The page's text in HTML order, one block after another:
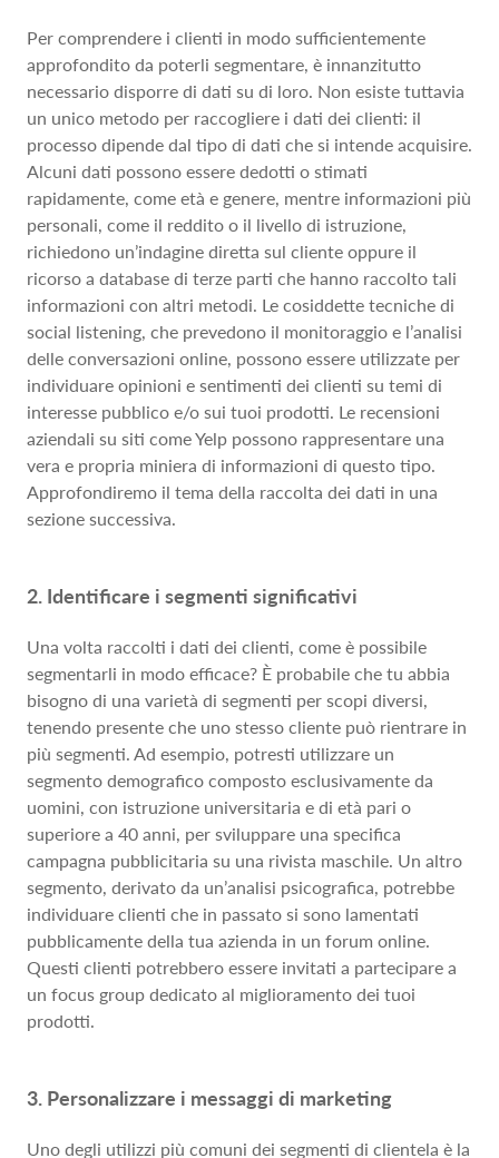
Per comprendere i clienti in modo sufficientemente
approfondito da poterli segmentare, è innanzitutto
necessario disporre di dati su di loro. Non esiste tuttavia
un unico metodo per raccogliere i dati dei clienti: il
processo dipende dal tipo di dati che si intende acquisire.
Alcuni dati possono essere dedotti o stimati
rapidamente, come età e genere, mentre informazioni più
personali, come il reddito o il livello di istruzione,
richiedono un’indagine diretta sul cliente oppure il
ricorso a database di terze parti che hanno raccolto tali
informazioni con altri metodi. Le cosiddette tecniche di
social listening, che prevedono il monitoraggio e l’analisi
delle conversazioni online, possono essere utilizzate per
individuare opinioni e sentimenti dei clienti su temi di
interesse pubblico e/o sui tuoi prodotti. Le recensioni
aziendali su siti come Yelp possono rappresentare una
vera e propria miniera di informazioni di questo tipo.
Approfondiremo il tema della raccolta dei dati in una
sezione successiva.
2. Identificare i segmenti significativi
Una volta raccolti i dati dei clienti, come è possibile
segmentarli in modo efficace? È probabile che tu abbia
bisogno di una varietà di segmenti per scopi diversi,
tenendo presente che uno stesso cliente può rientrare in
più segmenti. Ad esempio, potresti utilizzare un
segmento demografico composto esclusivamente da
uomini, con istruzione universitaria e di età pari o
superiore a 40 anni, per sviluppare una specifica
campagna pubblicitaria su una rivista maschile. Un altro
segmento, derivato da un’analisi psicografica, potrebbe
individuare clienti che in passato si sono lamentati
pubblicamente della tua azienda in un forum online.
Questi clienti potrebbero essere invitati a partecipare a
un focus group dedicato al miglioramento dei tuoi
prodotti.
3. Personalizzare i messaggi di marketing
Uno degli utilizzi più comuni dei segmenti di clientela è la